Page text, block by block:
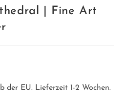
| Fine Art
der EU. Lieferzeit 1-2 Wochen.